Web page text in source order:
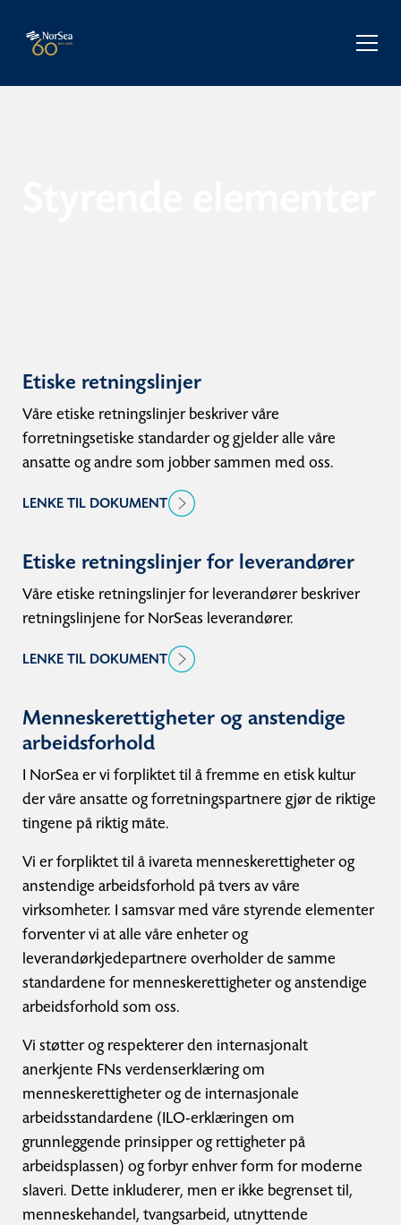
Etiske retningslinjer
Våre etiske retningslinjer beskriver våre
forretningsetiske standarder og gjelder alle våre
ansatte og andre som jobber sammen med oss.
LENKE TIL DOKUMENT
Etiske retningslinjer for leverandører
Våre etiske retningslinjer for leverandører beskriver
retningslinjene for NorSeas leverandører.
LENKE TIL DOKUMENT
Menneskerettigheter og anstendige
arbeidsforhold
I NorSea er vi forpliktet til å fremme en etisk kultur
der våre ansatte og forretningspartnere gjør de riktige
tingene på riktig måte.
Vi er forpliktet til å ivareta menneskerettigheter og
anstendige arbeidsforhold på tvers av våre
virksomheter. I samsvar med våre styrende elementer
forventer vi at alle våre enheter og
leverandørkjedepartnere overholder de samme
standardene for menneskerettigheter og anstendige
arbeidsforhold som oss.
Vi støtter og respekterer den internasjonalt
anerkjente FNs verdenserklæring om
menneskerettigheter og de internasjonale
arbeidsstandardene (ILO-erklæringen om
grunnleggende prinsipper og rettigheter på
arbeidsplassen) og forbyr enhver form for moderne
slaveri. Dette inkluderer, men er ikke begrenset til,
menneskehandel, tvangsarbeid, utnyttende